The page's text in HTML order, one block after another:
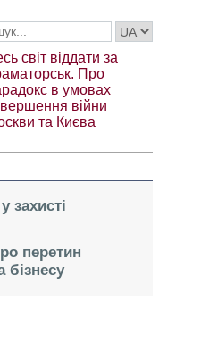
світ віддати за
Про
в умовах
війни
та Києва
захисті
перетин